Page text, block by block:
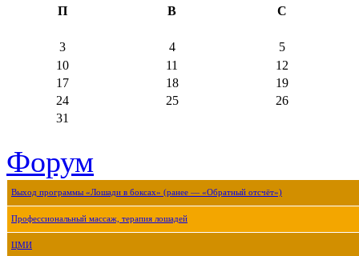
П В С
3 4
5
10
11
12
17
18
19
24
25
26
31
Форум
Выход программы «Лошади в боксах» (ранее — «Обратный отсчёт»)
Профессиональный массаж, терапия лошадей
ЦМИ